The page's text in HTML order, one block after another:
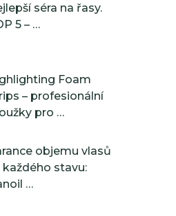
séra na řasy.
5 – …
Foam
– profesionální
pro …
objemu vlasů
každého stavu:
…